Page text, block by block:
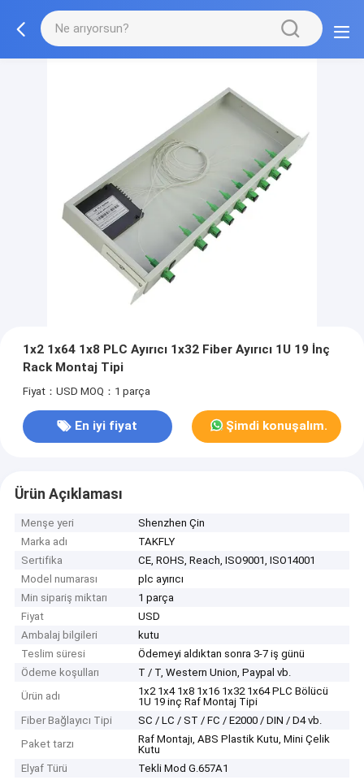
1x2 1x64 1x8 PLC Ayırıcı 1x32 Fiber Ayırıcı 1U 19 İnç
Rack Montaj Tipi
Fiyat：USD MOQ：1 parça
En iyi fiyat Şimdi konuşalım.
Ürün Açıklaması
Menşe yeri
Shenzhen Çin
Marka adı
TAKFLY
Sertifika
CE, ROHS, Reach, ISO9001, ISO14001
Model numarası
plc ayırıcı
Min sipariş miktarı
1 parça
Fiyat
USD
Ambalaj bilgileri
kutu
Teslim süresi
Ödemeyi aldıktan sonra 3-7 iş günü
Ödeme koşulları
T / T, Western Union, Paypal vb.
Ürün adı
1x2 1x4 1x8 1x16 1x32 1x64 PLC Bölücü
1U 19 inç Raf Montaj Tipi
Fiber Bağlayıcı Tipi
SC / LC / ST / FC / E2000 / DIN / D4 vb.
Paket tarzı
Raf Montajı, ABS Plastik Kutu, Mini Çelik
Kutu
Elyaf Türü
Tekli Mod G.657A1